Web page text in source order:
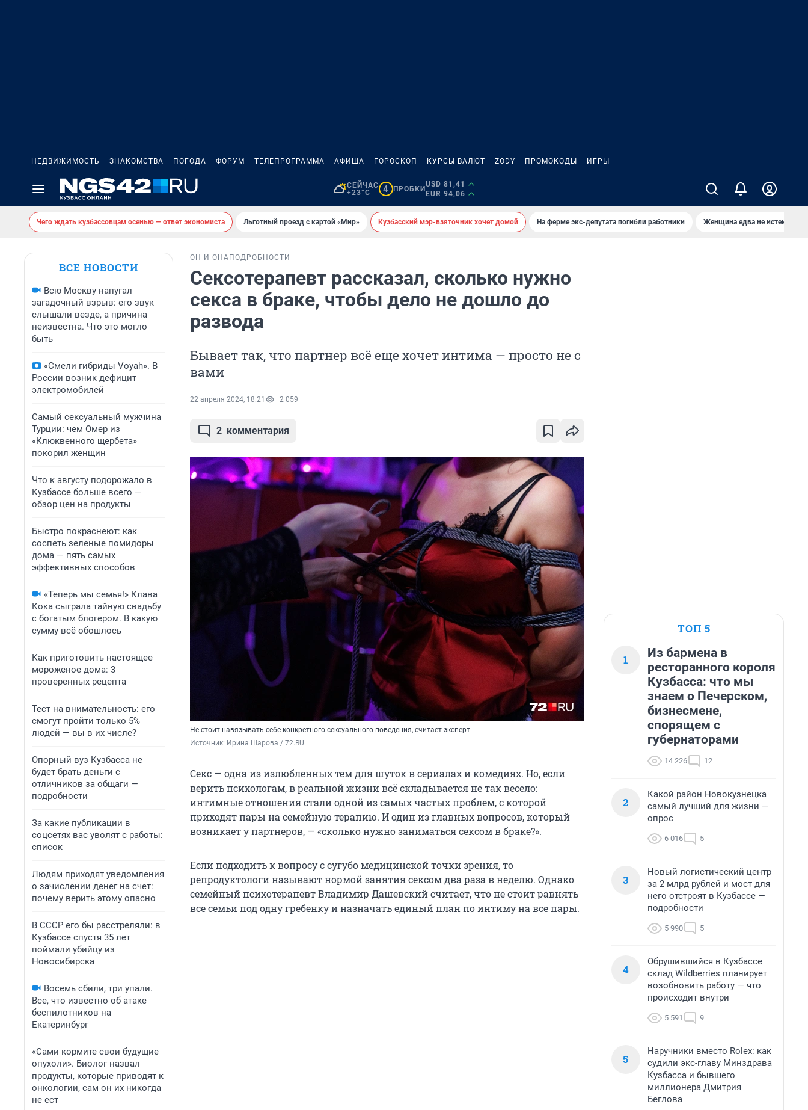
НЕДВИЖИМОСТЬ ЗНАКОМСТВА ПОГОДА ФОРУМ ТЕЛЕПРОГРАММА АФИША ГОРОСКОП КУРСЫ ВАЛЮТ ZODY ПРОМОКОДЫ ИГРЫ
СЕЙЧАС
+23°C
4 ПРОБКИ
USD 81,41
EUR 94,06
Чего ждать кузбассовцам осенью — ответ экономиста Льготный проезд с картой «Мир» Кузбасский мэр-взяточник хочет домой На ферме экс-депутата погибли работники Женщина едва не истекла
ВСЕ НОВОСТИ
Всю Москву напугал
загадочный взрыв: его звук
слышали везде, а причина
неизвестна. Что это могло
быть
«Смели гибриды Voyah». В
России возник дефицит
электромобилей
Самый сексуальный мужчина
Турции: чем Омер из
«Клюквенного щербета»
покорил женщин
Что к августу подорожало в
Кузбассе больше всего —
обзор цен на продукты
Быстро покраснеют: как
соспеть зеленые помидоры
дома — пять самых
эффективных способов
«Теперь мы семья!» Клава
Кока сыграла тайную свадьбу
с богатым блогером. В какую
сумму всё обошлось
Как приготовить настоящее
мороженое дома: 3
проверенных рецепта
Тест на внимательность: его
смогут пройти только 5%
людей — вы в их числе?
Опорный вуз Кузбасса не
будет брать деньги с
отличников за общаги —
подробности
За какие публикации в
соцсетях вас уволят с работы:
список
Людям приходят уведомления
о зачислении денег на счет:
почему верить этому опасно
В СССР его бы расстреляли: в
Кузбассе спустя 35 лет
поймали убийцу из
Новосибирска
Восемь сбили, три упали.
Все, что известно об атаке
беспилотников на
Екатеринбург
«Сами кормите свои будущие
опухоли». Биолог назвал
продукты, которые приводят к
онкологии, сам он их никогда
не ест
ОН И ОНА ПОДРОБНОСТИ
Сексотерапевт рассказал, сколько нужно
секса в браке, чтобы дело не дошло до
развода
Бывает так, что партнер всё еще хочет интима — просто не с
вами
22 апреля 2024, 18:21 2 059
2 комментария
Не стоит навязывать себе конкретного сексуального поведения, считает эксперт
Источник: Ирина Шарова / 72.RU
Секс — одна из излюбленных тем для шуток в сериалах и комедиях. Но, если
верить психологам, в реальной жизни всё складывается не так весело:
интимные отношения стали одной из самых частых проблем, с которой
приходят пары на семейную терапию. И один из главных вопросов, который
возникает у партнеров, — «сколько нужно заниматься сексом в браке?».
Если подходить к вопросу с сугубо медицинской точки зрения, то
репродуктологи называют нормой занятия сексом два раза в неделю. Однако
семейный психотерапевт Владимир Дашевский считает, что не стоит равнять
все семьи под одну гребенку и назначать единый план по интиму на все пары.
ТОП 5
1
Из бармена в
ресторанного короля
Кузбасса: что мы
знаем о Печерском,
бизнесмене,
спорящем с
губернаторами
14 226 12
2
Какой район Новокузнецка
самый лучший для жизни —
опрос
6 016 5
3
Новый логистический центр
за 2 млрд рублей и мост для
него отстроят в Кузбассе —
подробности
5 990 5
4
Обрушившийся в Кузбассе
склад Wildberries планирует
возобновить работу — что
происходит внутри
5 591 9
5
Наручники вместо Rolex: как
судили экс-главу Минздрава
Кузбасса и бывшего
миллионера Дмитрия
Беглова